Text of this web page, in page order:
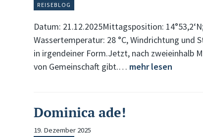
REISEBLOG
Datum: 21.12.2025Mittagsposition:
Wassertemperatur: 28 °C, Windrichtung und
in irgendeiner Form.Jetzt, nach zweieinhalb
von Gemeinschaft gibt.… mehr lesen
Dominica ade!
19. Dezember 2025